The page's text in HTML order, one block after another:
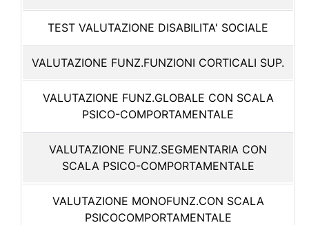
TEST VALUTAZIONE DISABILITA' SOCIALE
VALUTAZIONE FUNZ.FUNZIONI CORTICALI SUP.
VALUTAZIONE FUNZ.GLOBALE CON SCALA
PSICO-COMPORTAMENTALE
VALUTAZIONE FUNZ.SEGMENTARIA CON
SCALA PSICO-COMPORTAMENTALE
VALUTAZIONE MONOFUNZ.CON SCALA
PSICOCOMPORTAMENTALE